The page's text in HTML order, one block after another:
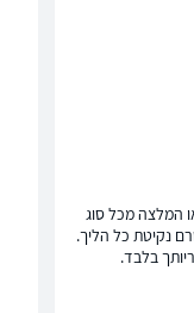
המלצה מכל סוג
נקיטת כל הליך.
בלבד.